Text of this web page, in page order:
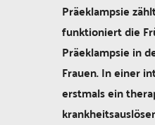
Präeklampsie
funktioniert die
Präeklampsie in
Frauen. In einer
erstmals ein